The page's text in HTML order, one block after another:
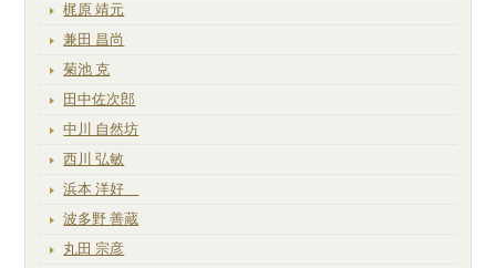
梶原 靖元
兼田 昌尚
菊池 克
田中佐次郎
中川 自然坊
西川 弘敏
浜本 洋好
波多野 善蔵
丸田 宗彦